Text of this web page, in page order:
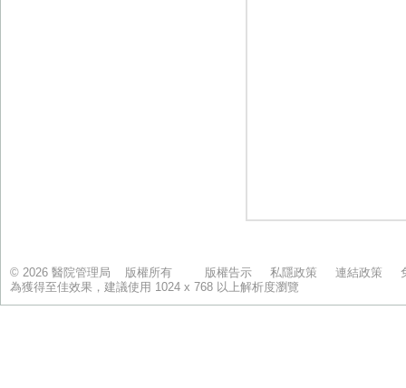
© 2026 醫院管理局 版權所有 版權告示 私隱政策 連結政策
為獲得至佳效果，建議使用 1024 x 768 以上解析度瀏覽